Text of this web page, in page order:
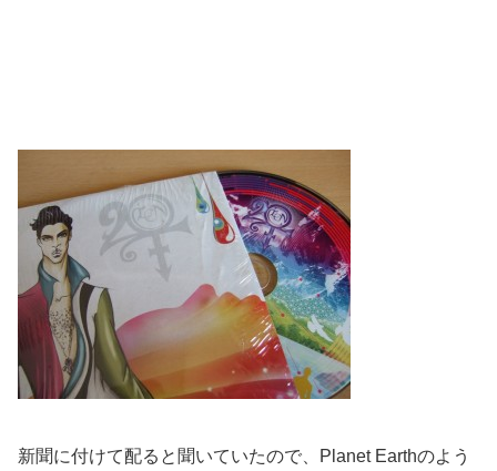
新聞に付けて配ると聞いていたので、Planet Earthのよう